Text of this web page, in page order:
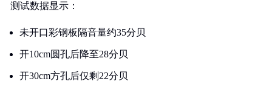
测试数据显示：
未开口彩钢板隔音量约35分贝
开10cm圆孔后降至28分贝
开30cm方孔后仅剩22分贝